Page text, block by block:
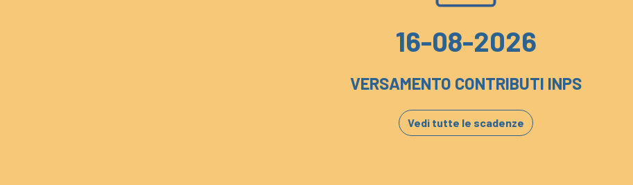
16-08-2026
VERSAMENTO CONTRIBUTI INPS
Vedi tutte le scadenze